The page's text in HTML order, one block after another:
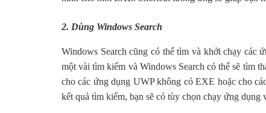
2. Dùng Windows Search
Windows Search cũng có thể tìm và khởi chạy các
một vài tìm kiếm và Windows Search có thể sẽ tìm
cho các ứng dụng UWP không có EXE hoặc cho
kết quả tìm kiếm, bạn sẽ có tùy chọn chạy ứng dụng